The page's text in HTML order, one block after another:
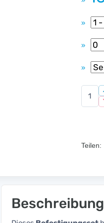
»
»
»
Teilen:
Beschreibung